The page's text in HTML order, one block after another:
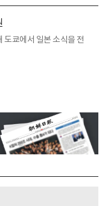
쿄에서 일본 소식을 전